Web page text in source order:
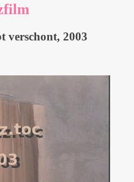
verschont, 2003